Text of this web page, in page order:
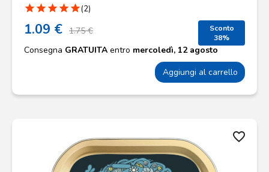
star star star star star(2)
1.09 € 1.75 €
Sconto
38%
Consegna GRATUITA entro mercoledì, 12 agosto
Aggiungi al carrello
favorite_border